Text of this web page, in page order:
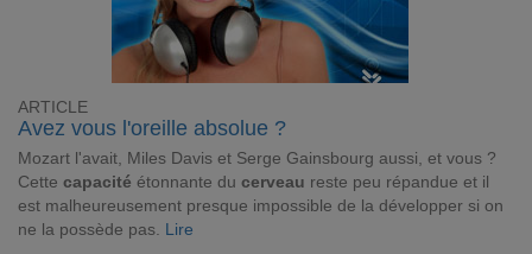
ARTICLE
Avez vous l'oreille absolue ?
Mozart l'avait, Miles Davis et Serge Gainsbourg aussi, et vous ?
Cette capacité étonnante du cerveau reste peu répandue et il
est malheureusement presque impossible de la développer si on
ne la possède pas. Lire